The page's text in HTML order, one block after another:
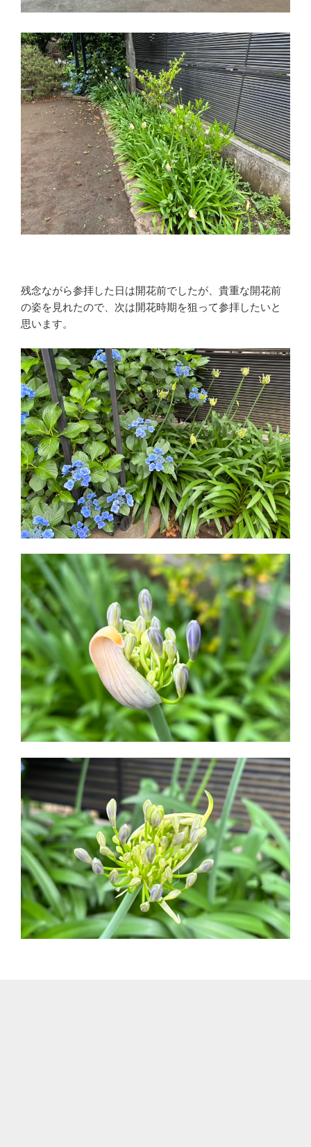
残念ながら参拝した日は開花前でしたが、貴重な開花前
の姿を見れたので、次は開花時期を狙って参拝したいと
思います。